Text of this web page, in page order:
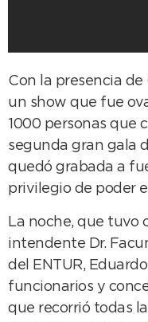
Con la presencia
un show que fue
1000 personas que
segunda gran gala
quedó grabada a
privilegio de poder
La noche, que tuvo
intendente Dr.
del ENTUR,
funcionarios y
que recorrió todas